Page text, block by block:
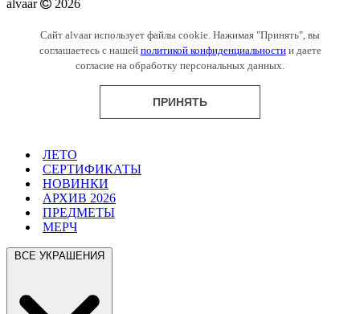
alvaar 2026
Сайт alvaar использует файлы cookie. Нажимая "Принять", вы
соглашаетесь с нашей политикой конфиденциальностии даете
согласие на обработку персональных данных.
ПРИНЯТЬ
ЛЕТО
СЕРТИФИКАТЫ
НОВИНКИ
АРХИВ 2026
ПРЕДМЕТЫ
МЕРЧ